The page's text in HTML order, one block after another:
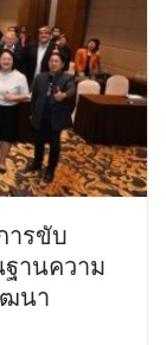
ารขับ
านความ
นา